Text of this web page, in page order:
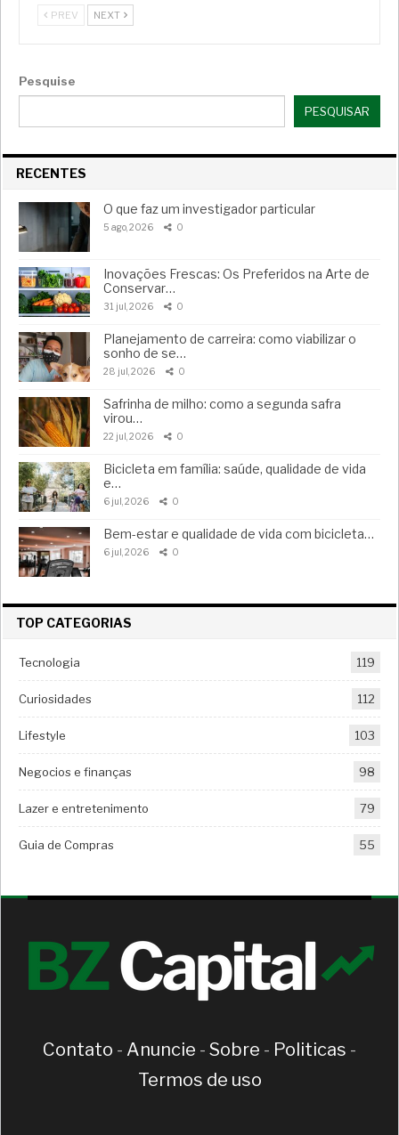
PREV NEXT
Pesquise
PESQUISAR
RECENTES
O que faz um investigador particular
5 ago, 2026 0
Inovações Frescas: Os Preferidos na Arte de
Conservar…
31 jul, 2026 0
Planejamento de carreira: como viabilizar o
sonho de se…
28 jul, 2026 0
Safrinha de milho: como a segunda safra
virou…
22 jul, 2026 0
Bicicleta em família: saúde, qualidade de vida
e…
6 jul, 2026 0
Bem-estar e qualidade de vida com bicicleta…
6 jul, 2026 0
TOP CATEGORIAS
Tecnologia 119
Curiosidades 112
Lifestyle 103
Negocios e finanças 98
Lazer e entretenimento 79
Guia de Compras 55
Contato - Anuncie - Sobre - Politicas -
Termos de uso